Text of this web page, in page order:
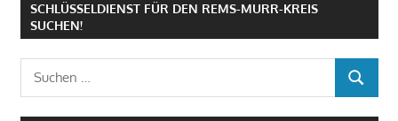
SCHLÜSSELDIENST FÜR DEN REMS-MURR-KREIS
SUCHEN!
Suchen
SUCHEN